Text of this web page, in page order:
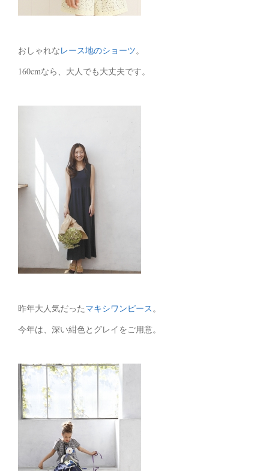
おしゃれなレース地のショーツ。
160cmなら、大人でも大丈夫です。
昨年大人気だったマキシワンピース。
今年は、深い紺色とグレイをご用意。